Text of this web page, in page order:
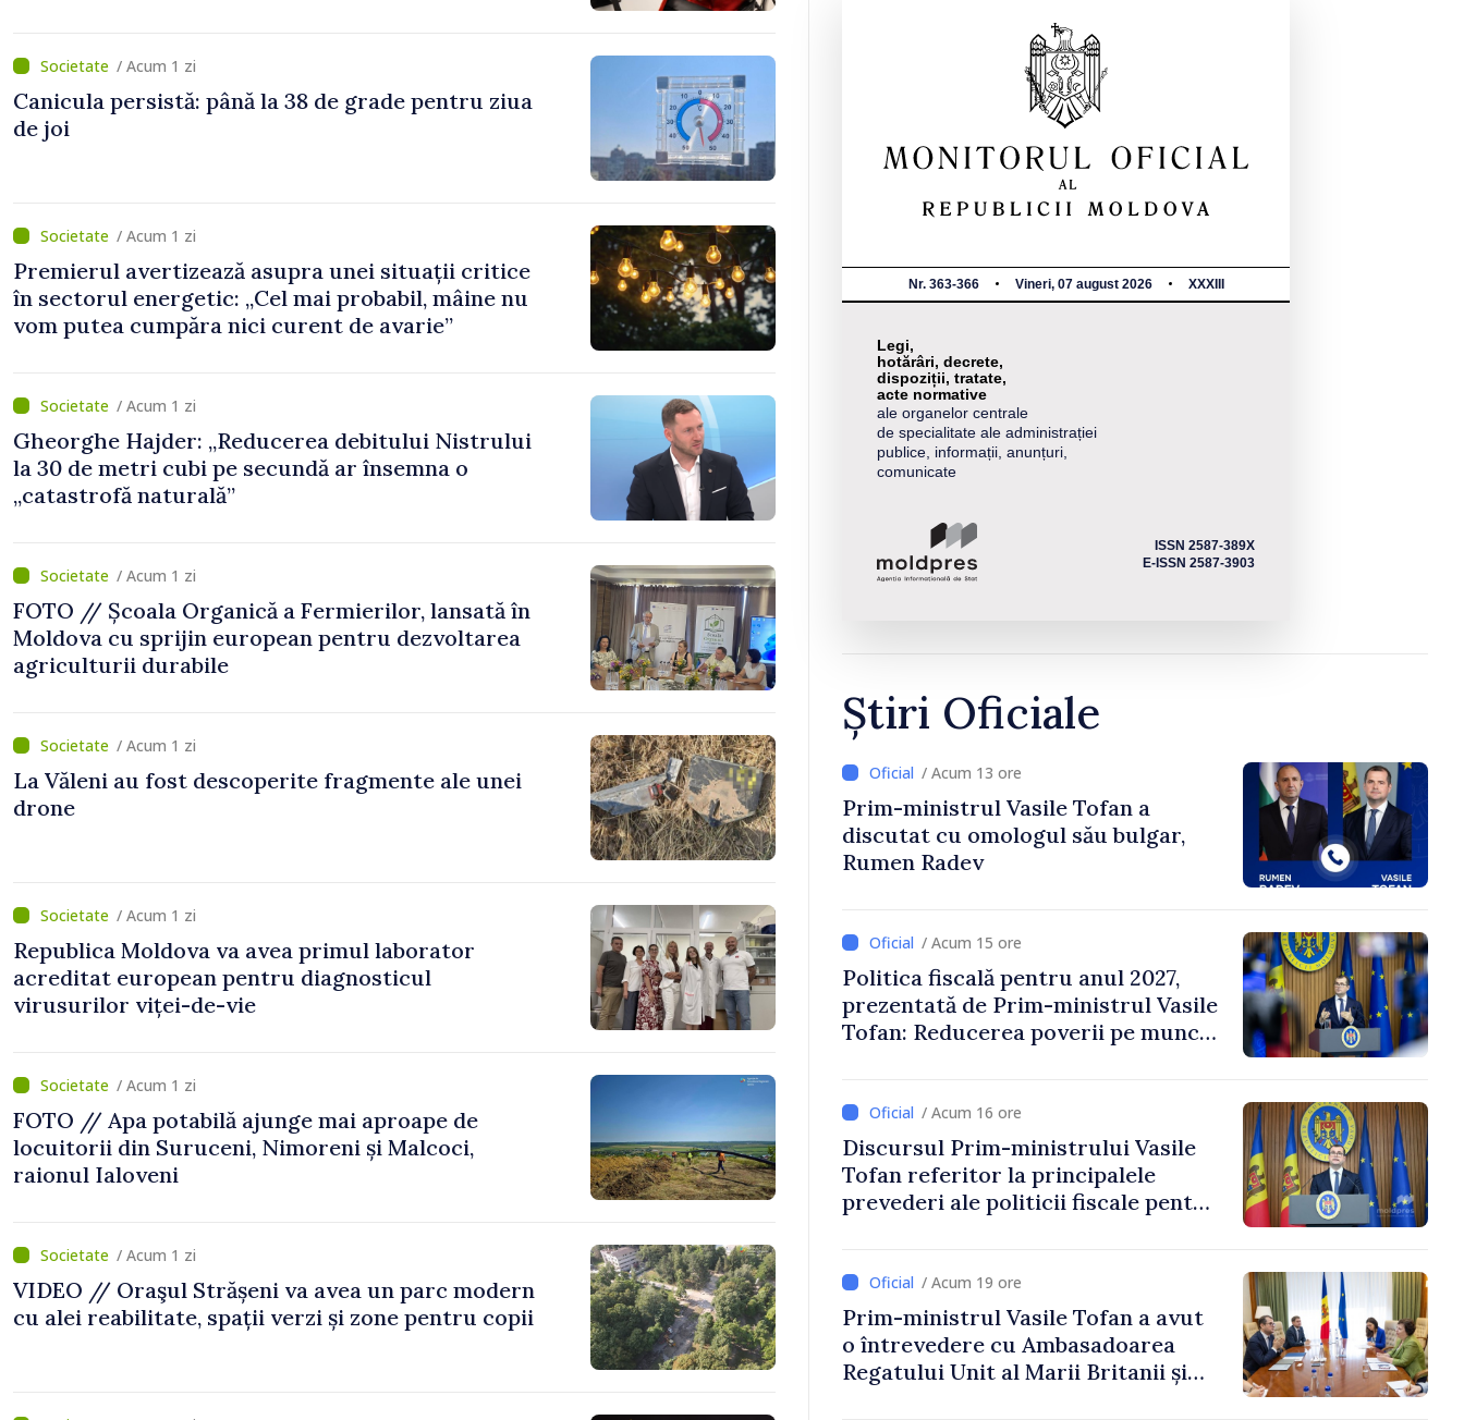
/ Acum 1 zi
Canicula persistă: până la 38 de grade pentru ziua
de joi
/ Acum 1 zi
Premierul avertizează asupra unei situații critice
în sectorul energetic: „Cel mai probabil, mâine nu
vom putea cumpăra nici curent de avarie”
/ Acum 1 zi
Gheorghe Hajder: „Reducerea debitului Nistrului
la 30 de metri cubi pe secundă ar însemna o
„catastrofă naturală”
/ Acum 1 zi
FOTO // Școala Organică a Fermierilor, lansată în
Moldova cu sprijin european pentru dezvoltarea
agriculturii durabile
/ Acum 1 zi
La Văleni au fost descoperite fragmente ale unei
drone
/ Acum 1 zi
Republica Moldova va avea primul laborator
acreditat european pentru diagnosticul
virusurilor viței-de-vie
/ Acum 1 zi
FOTO // Apa potabilă ajunge mai aproape de
locuitorii din Suruceni, Nimoreni și Malcoci,
raionul Ialoveni
/ Acum 1 zi
VIDEO // Oraşul Strășeni va avea un parc modern
cu alei reabilitate, spații verzi și zone pentru copii
Nr. 363-366 Vineri, 07 august 2026 XXXIII
Legi,
hotărâri, decrete,
dispoziții, tratate,
acte normative
ale organelor centrale
de specialitate ale administrației
publice, informații, anunțuri,
comunicate
ISSN 2587-389X
E-ISSN 2587-3903
Știri Oficiale
/ Acum 13 ore
Prim-ministrul Vasile Tofan a
discutat cu omologul său bulgar,
Rumen Radev
/ Acum 15 ore
Politica fiscală pentru anul 2027,
prezentată de Prim-ministrul Vasile
Tofan: Reducerea poverii pe muncă,
/ Acum 16 ore
Discursul Prim-ministrului Vasile
Tofan referitor la principalele
prevederi ale politicii fiscale pentru
/ Acum 19 ore
Prim-ministrul Vasile Tofan a avut
o întrevedere cu Ambasadoarea
Regatului Unit al Marii Britanii și